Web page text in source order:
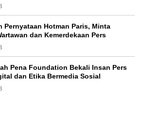
Pernyataan Hotman Paris, Minta
dan Kemerdekaan Pers
Pena Foundation Bekali Insan Pers
dan Etika Bermedia Sosial